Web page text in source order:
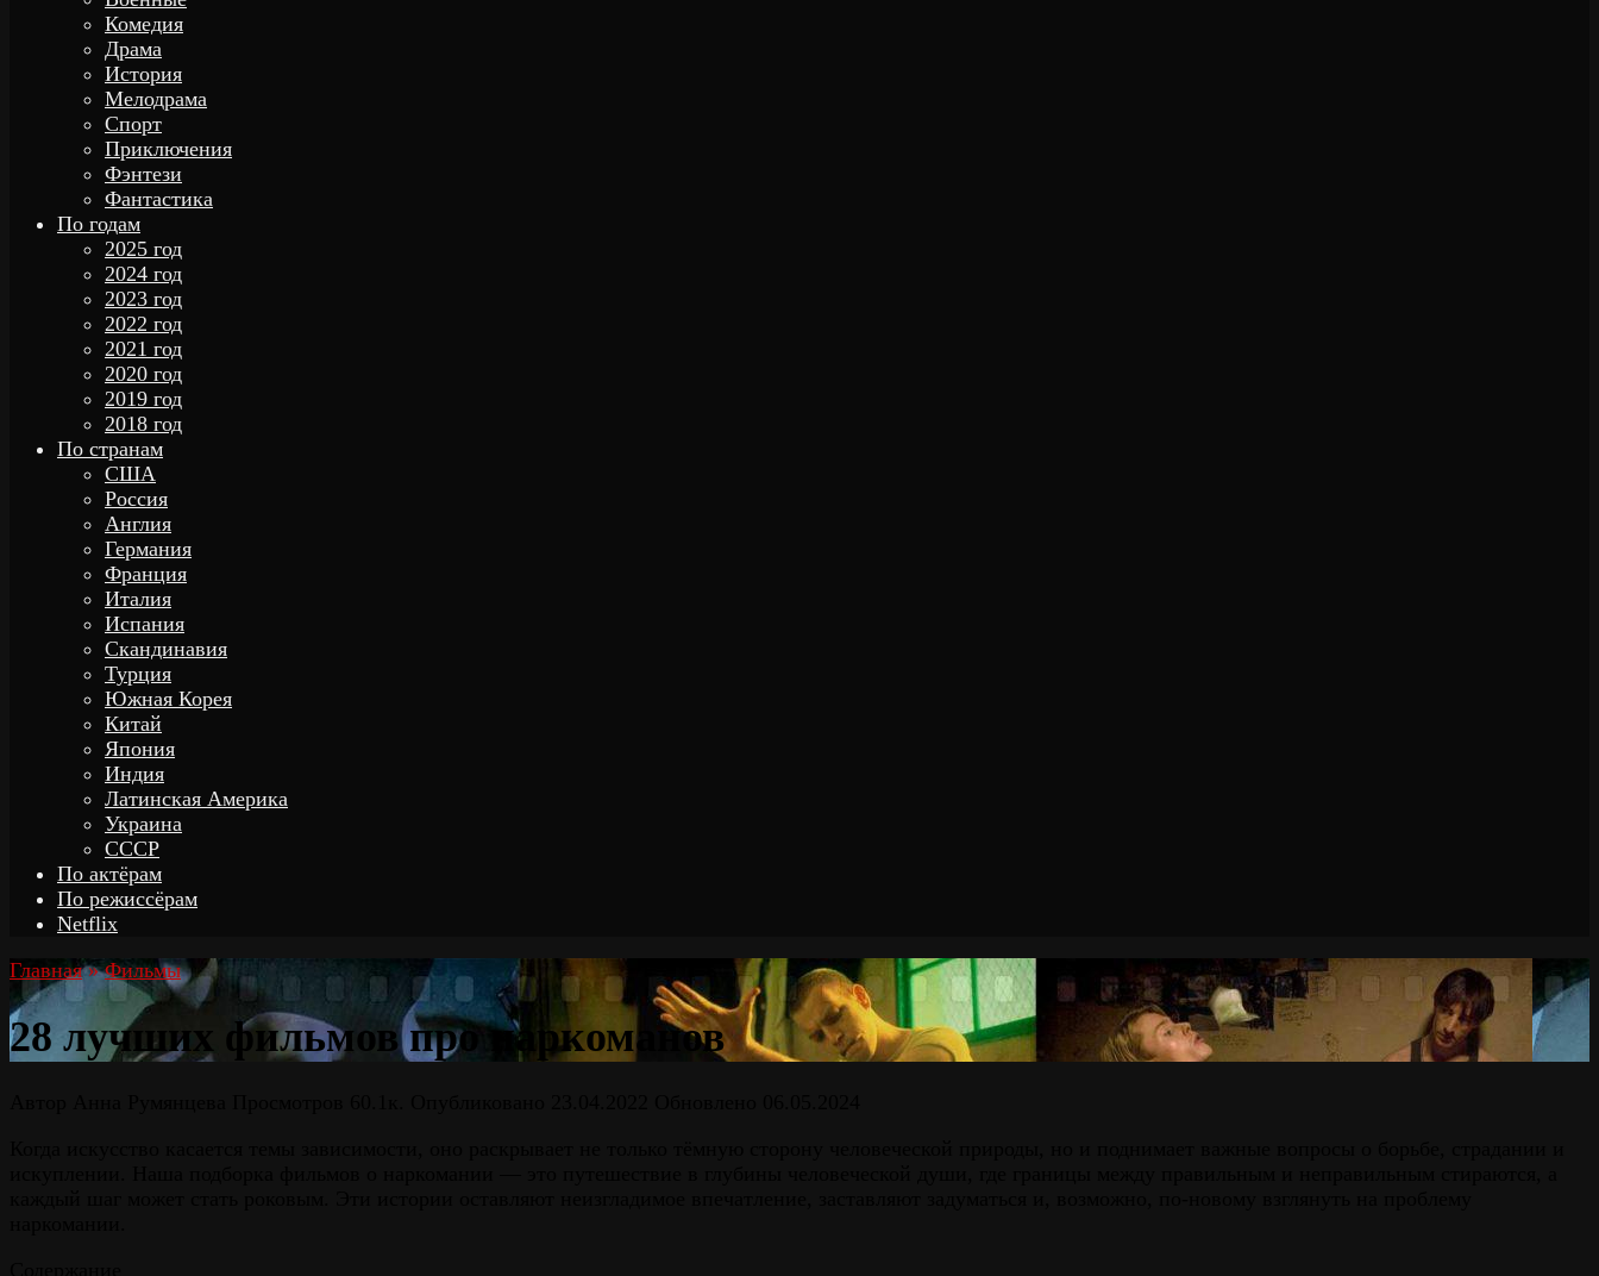
Комедия
Драма
История
Мелодрама
Спорт
Приключения
Фэнтези
Фантастика
По годам
2025 год
2024 год
2023 год
2022 год
2021 год
2020 год
2019 год
2018 год
По странам
США
Россия
Англия
Германия
Франция
Италия
Испания
Скандинавия
Турция
Южная Корея
Китай
Япония
Индия
Латинская Америка
Украина
СССР
По актёрам
По режиссёрам
Netflix
Главная » Фильмы
28 лучших фильмов про наркоманов